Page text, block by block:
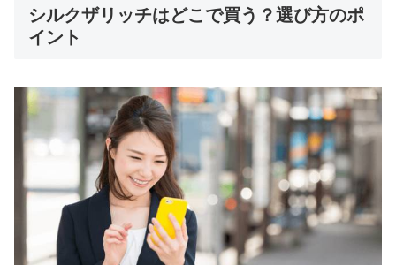
シルクザリッチはどこで買う？選び方のポ
イント